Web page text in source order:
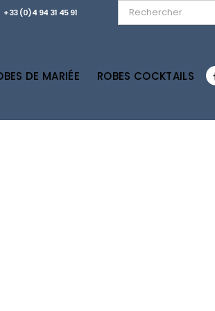
+33 (0)4 94 31 45 91
DE MARIÉE ROBES COCKTAILS